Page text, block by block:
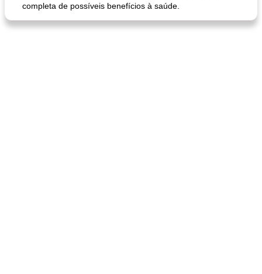
completa de possíveis benefícios à saúde.